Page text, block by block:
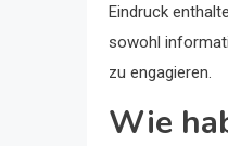
Eindruck
sowohl
zu engagieren.
Wie